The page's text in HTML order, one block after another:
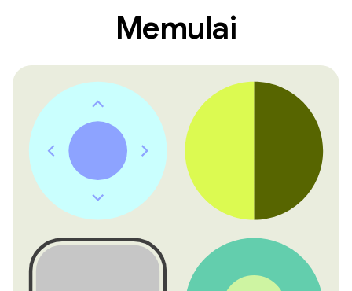
Memulai